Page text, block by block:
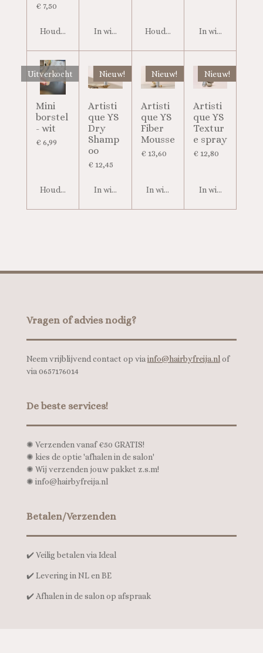
€ 7,50
Houd mij op de hoogteIn winkelwagenHoud mij op de hoogteIn winkelwagen
Uitverkocht
Mini
borstel
- wit
€ 6,99
Houd mij op de hoogte
Nieuw!
Artisti
que YS
Dry
Shamp
oo
€ 12,45
In winkelwagen
Nieuw!
Artisti
que YS
Fiber
Mousse
€ 13,60
In winkelwagen
Nieuw!
Artisti
que YS
Textur
e spray
€ 12,80
In winkelwagen
Vragen of advies nodig?
Neem vrijblijvend contact op via info@hairbyfreija.nl of
via 0657176014
De beste services!
✺ Verzenden vanaf €50 GRATIS!
✺ kies de optie 'afhalen in de salon'
✺ Wij verzenden jouw pakket z.s.m!
✺ info@hairbyfreija.nl
Betalen/Verzenden
✔️ Veilig betalen via Ideal
✔️ Levering in NL en BE
✔️ Afhalen in de salon op afspraak